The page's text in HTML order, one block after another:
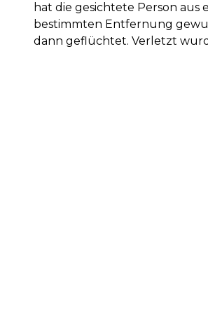
hat die gesichtete Person aus
bestimmten Entfernung
dann geflüchtet. Verletzt